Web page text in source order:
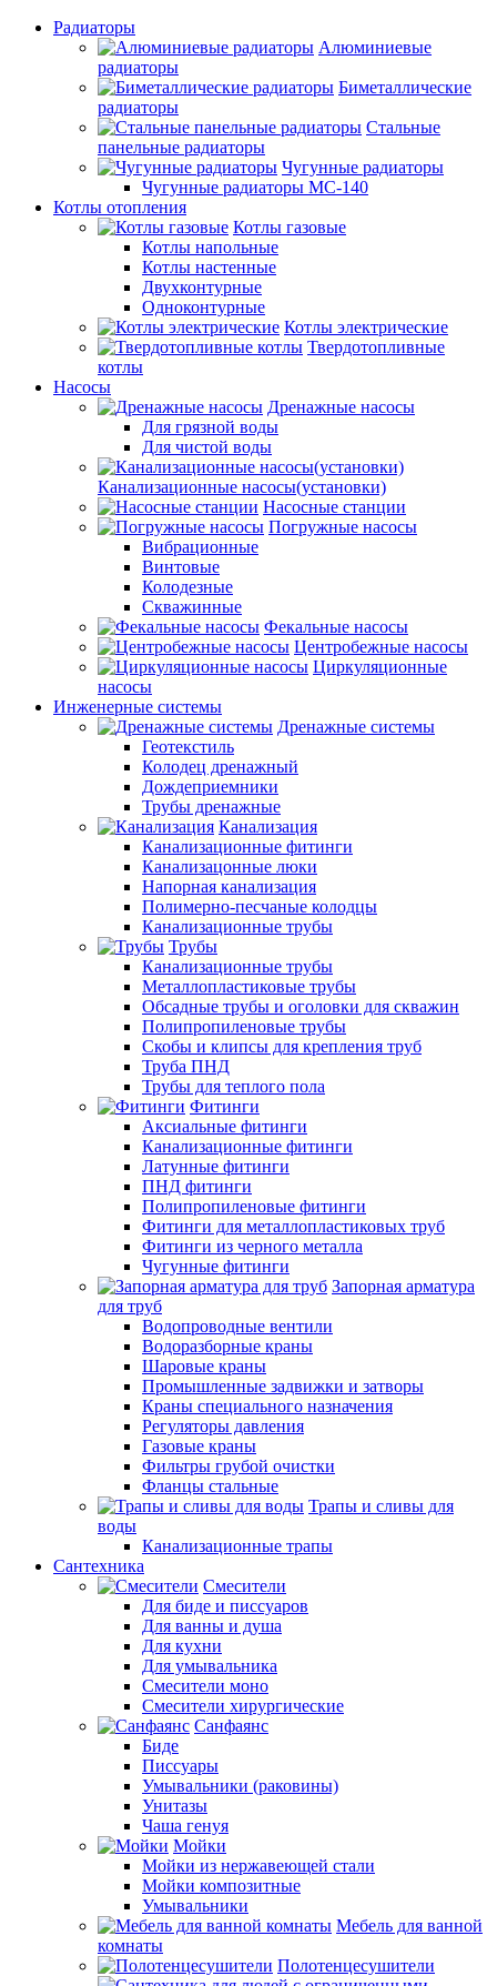
Радиаторы
Алюминиевые
радиаторы
Биметаллические
радиаторы
Стальные
панельные радиаторы
Чугунные радиаторы
Чугунные радиаторы МС-140
Котлы отопления
Котлы газовые
Котлы напольные
Котлы настенные
Двухконтурные
Одноконтурные
Котлы электрические
Твердотопливные
котлы
Насосы
Дренажные насосы
Для грязной воды
Для чистой воды
Канализационные насосы(установки)
Насосные станции
Погружные насосы
Вибрационные
Винтовые
Колодезные
Скважинные
Фекальные насосы
Центробежные насосы
Циркуляционные
насосы
Инженерные системы
Дренажные системы
Геотекстиль
Колодец дренажный
Дождеприемники
Трубы дренажные
Канализация
Канализационные фитинги
Канализацонные люки
Напорная канализация
Полимерно-песчаные колодцы
Канализационные трубы
Трубы
Канализационные трубы
Металлопластиковые трубы
Обсадные трубы и оголовки для скважин
Полипропиленовые трубы
Скобы и клипсы для крепления труб
Труба ПНД
Трубы для теплого пола
Фитинги
Аксиальные фитинги
Канализационные фитинги
Латунные фитинги
ПНД фитинги
Полипропиленовые фитинги
Фитинги для металлопластиковых труб
Фитинги из черного металла
Чугунные фитинги
Запорная арматура
для труб
Водопроводные вентили
Водоразборные краны
Шаровые краны
Промышленные задвижки и затворы
Краны специального назначения
Регуляторы давления
Газовые краны
Фильтры грубой очистки
Фланцы стальные
Трапы и сливы для
воды
Канализационные трапы
Сантехника
Смесители
Для биде и писсуаров
Для ванны и душа
Для кухни
Для умывальника
Смесители моно
Смесители хирургические
Санфаянс
Биде
Писсуары
Умывальники (раковины)
Унитазы
Чаша генуя
Мойки
Мойки из нержавеющей стали
Мойки композитные
Умывальники
Мебель для ванной
комнаты
Полотенцесушители